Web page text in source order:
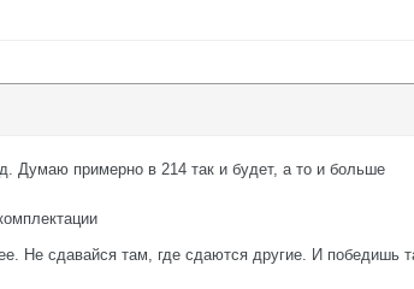
Думаю примерно в 214 так и будет, а то и больше
Не сдавайся там, где сдаются другие. И победишь